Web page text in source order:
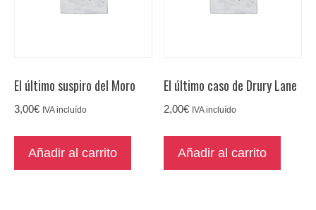
El último suspiro del Moro
3,00€ IVA incluído
Añadir al carrito
El último caso de Drury Lane
2,00€ IVA incluído
Añadir al carrito